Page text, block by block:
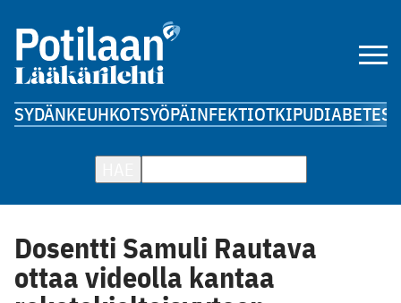
SYDÄNKEUHKOTSYÖPÄINFEKTIOTKIPUDIABETES
Dosentti Samuli Rautava
ottaa videolla kantaa